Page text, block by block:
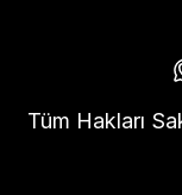
Tüm Hakları